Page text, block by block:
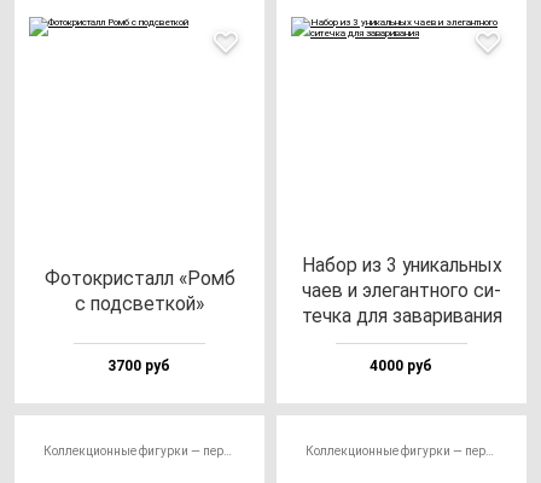
Фоток­рис­талл «Ромб
с под­свет­кой»
3700 руб
Набор из 3 уни­каль­ных
ча­ев и эле­ган­тно­го си­
теч­ка для за­ва­ри­ва­ния
4000 руб